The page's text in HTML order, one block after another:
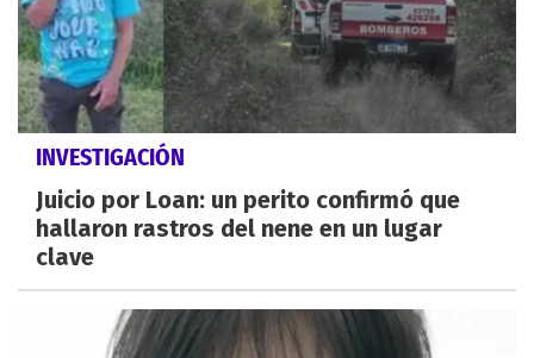
INVESTIGACIÓN
Juicio por Loan: un perito confirmó que
hallaron rastros del nene en un lugar
clave